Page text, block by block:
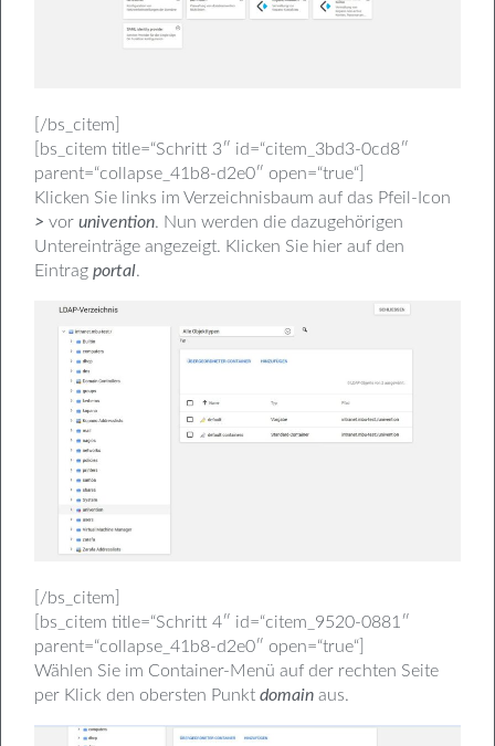
[/bs_citem]
[bs_citem title=“Schritt 3″ id=“citem_3bd3-0cd8″
parent=“collapse_41b8-d2e0″ open=“true“]
Klicken Sie links im Verzeichnisbaum auf das Pfeil-Icon
> vor univention. Nun werden die dazugehörigen
Untereinträge angezeigt. Klicken Sie hier auf den
Eintrag portal.
[/bs_citem]
[bs_citem title=“Schritt 4″ id=“citem_9520-0881″
parent=“collapse_41b8-d2e0″ open=“true“]
Wählen Sie im Container-Menü auf der rechten Seite
per Klick den obersten Punkt domain aus.